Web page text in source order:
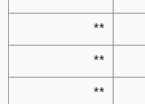
**
**
**